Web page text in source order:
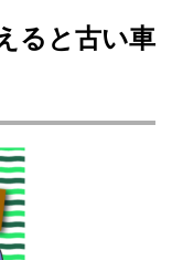
ると古い車